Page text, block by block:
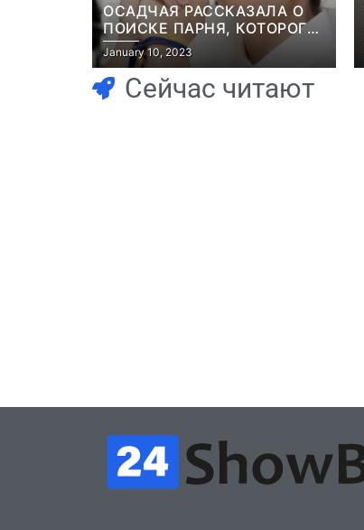
ОСАДЧАЯ РАССКАЗАЛА О
ПОИСКЕ ПАРНЯ, КОТОРОГО
ПОХИТИЛИ НА ГЛАЗАХ
НЕВЕСТЫ: “ОН ВЕСЬ УДАР
ПРИНЯЛ НА СЕБЯ”
January 10, 2023
Сейчас читают